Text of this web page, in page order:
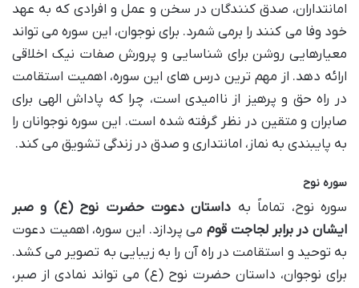
امانتداران، صدق کنندگان در سخن و عمل و افرادی که به عهد
خود وفا می کنند را برمی شمرد. برای نوجوان، این سوره می تواند
معیارهایی روشن برای شناسایی و پرورش صفات نیک اخلاقی
ارائه دهد. از مهم ترین درس های این سوره، اهمیت استقامت
در راه حق و پرهیز از ناامیدی است، چرا که پاداش الهی برای
صابران و متقین در نظر گرفته شده است. این سوره نوجوانان را
به پایبندی به نماز، امانتداری و صدق در زندگی تشویق می کند.
سوره نوح
سوره نوح، تماماً به داستان دعوت حضرت نوح (ع) و صبر
ایشان در برابر لجاجت قوممی پردازد. این سوره، اهمیت دعوت
به توحید و استقامت در راه آن را به زیبایی به تصویر می کشد.
برای نوجوان، داستان حضرت نوح (ع) می تواند نمادی از صبر،